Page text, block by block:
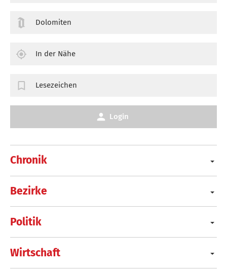
Chronik
Bezirke
Politik
Wirtschaft
Dolomiten
In der Nähe
Lesezeichen
Login